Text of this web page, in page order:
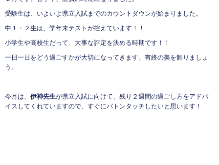
受験生は、いよいよ県立入試までのカウントダウンが始まりました。
中１・２生は、学年末テストが控えています！！
小学生や高校生だって、大事な評定を決める時期です！！
一日一日をどう過ごすかが大切になってきます。有終の美を飾りましょ
う。
今月は、 伊神先生が県立入試に向けて、残り２週間の過ごし方をアドバ
イスしてくれていますので、すぐにバトンタッチしたいと思います！